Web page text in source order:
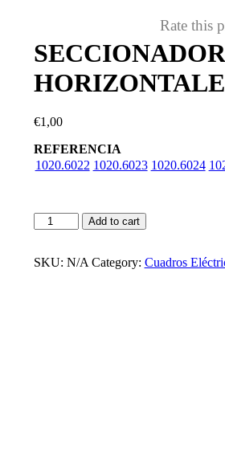
Rate this
€1,00
REFERENCIA
1020.6022 1020.6023 1020.6024
SECCIONADORES
TRIPOLARES
(BtHC)
Add to cart
SKU: N/A Category: Cuadros